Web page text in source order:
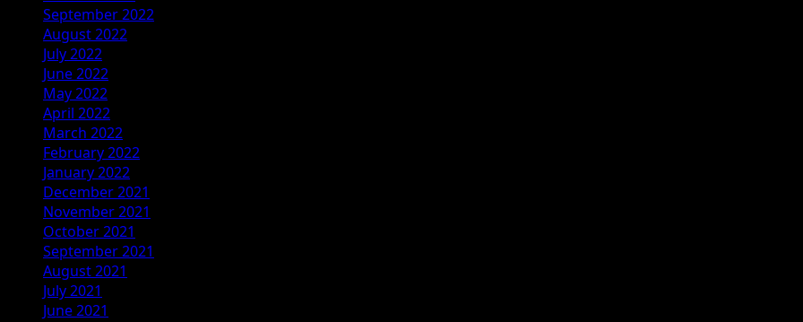
September 2022
August 2022
July 2022
June 2022
May 2022
April 2022
March 2022
February 2022
January 2022
December 2021
November 2021
October 2021
September 2021
August 2021
July 2021
June 2021